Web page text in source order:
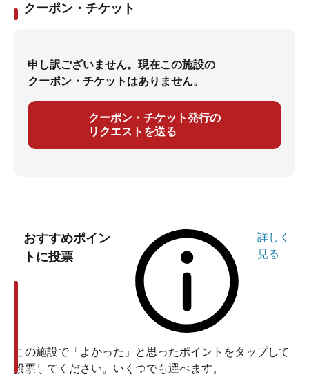
クーポン・チケット
申し訳ございません。現在この施設の
クーポン・チケットはありません。
クーポン・チケット発行の
リクエストを送る
おすすめポイン
トに投票
詳しく
見る
この施設で「よかった」と思ったポイントをタップして
投票してください。いくつでも選べます。
投票ありがとうございます 投票ありがとうございます